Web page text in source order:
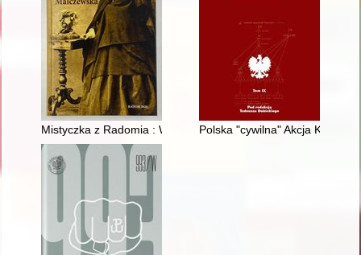
Mistyczka z Radomia : Wanda Malczewska
Polska "cywilna" Akcja